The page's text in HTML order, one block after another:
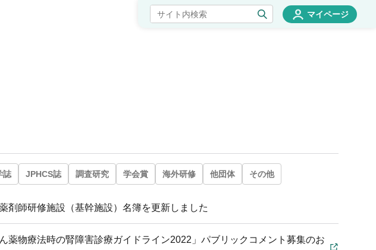
マイページ
誌 JPHCS誌 調査研究 学会賞 海外研修 他団体 その他
剤師研修施設（基幹施設）名簿を更新しました
薬物療法時の腎障害診療ガイドライン2022」パブリックコメント募集のお